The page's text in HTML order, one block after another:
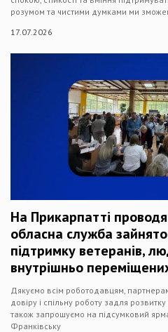
розумом та чистими думками ми
17.07.2026
На Прикарпатті
обласна служба
підтримку ветеранів,
внутрішньо
Дякуємо всім роботодавцям,
довіру і спільну роботу задля
також запрошуємо на підсумковий
Франківську